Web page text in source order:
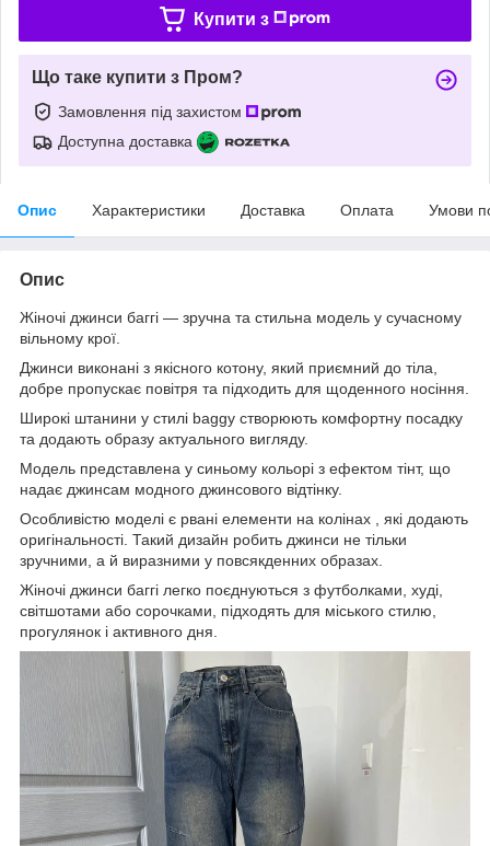
Купити з
Що таке купити з Пром?
Замовлення під захистом
Доступна доставка
Опис Характеристики Доставка Оплата Умови
Опис
Жіночі джинси баггі — зручна та стильна модель у сучасному
вільному крої.
Джинси виконані з якісного котону, який приємний до тіла,
добре пропускає повітря та підходить для щоденного носіння.
Широкі штанини у стилі baggy створюють комфортну посадку
та додають образу актуального вигляду.
Модель представлена у синьому кольорі з ефектом тінт, що
надає джинсам модного джинсового відтінку.
Особливістю моделі є рвані елементи на колінах , які додають
оригінальності. Такий дизайн робить джинси не тільки
зручними, а й виразними у повсякденних образах.
Жіночі джинси баггі легко поєднуються з футболками, худі,
світшотами або сорочками, підходять для міського стилю,
прогулянок і активного дня.